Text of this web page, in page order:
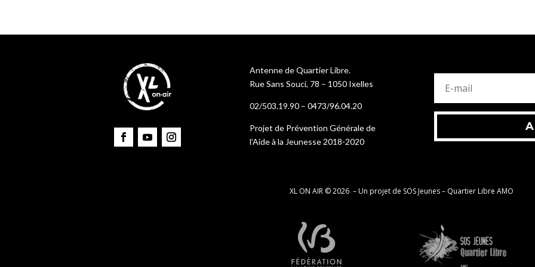
Antenne de Quartier Libre.
Rue Sans Souci, 78 – 1050 Ixelles
02/503.19.90 – 0473/96.04.20
Projet de Prévention Générale de
l’Aide à la Jeunesse 2018-2020
XL ON AIR © 2026 – Un projet de SOS Jeunes – Quartier Libre AMO